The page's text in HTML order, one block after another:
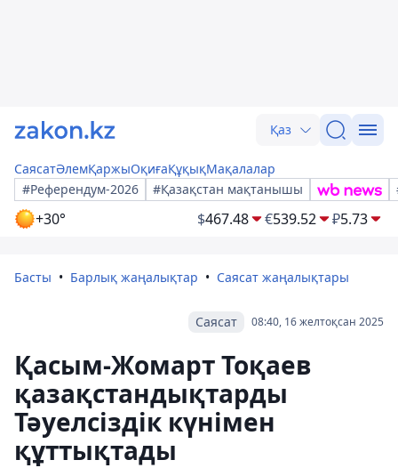
Қаз
СаясатӘлемҚаржыОқиғаҚұқықМақалалар
#Референдум-2026
#Қазақстан мақтанышы
+30° $467.48 €539.52 ₽5.73
Басты Барлық жаңалықтар Саясат жаңалықтары
08:40, 16 желтоқсан 2025
Саясат
Қасым-Жомарт Тоқаев
қазақстандықтарды
Тәуелсіздік күнімен
құттықтады